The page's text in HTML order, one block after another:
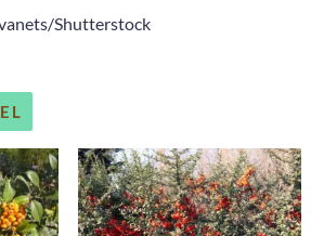
Shutterstock